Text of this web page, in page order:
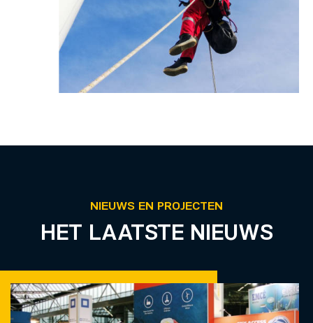
NIEUWS EN PROJECTEN
HET LAATSTE NIEUWS